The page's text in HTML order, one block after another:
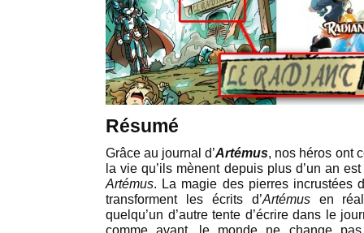
Résumé
Grâce au journal d’Artémus, nos héros ont
la vie qu’ils mènent depuis plus d’un an
Artémus. La magie des pierres incrustées
transforment les écrits d’Artémusen
quelqu’un d’autre tente d’écrire dans le